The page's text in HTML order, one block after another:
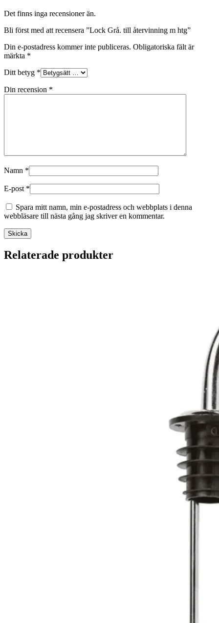
Det finns inga recensioner än.
Bli först med att recensera ”Lock Grå. till återvinning m htg”
Din e-postadress kommer inte publiceras. Obligatoriska fält är
märkta *
Ditt betyg *
Din recension *
Namn *
E-post *
Spara mitt namn, min e-postadress och webbplats i denna
webbläsare till nästa gång jag skriver en kommentar.
Relaterade produkter